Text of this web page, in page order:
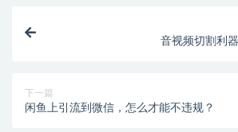
音视频切割利
下一篇
闲鱼上引流到微信，怎么才能不违规？